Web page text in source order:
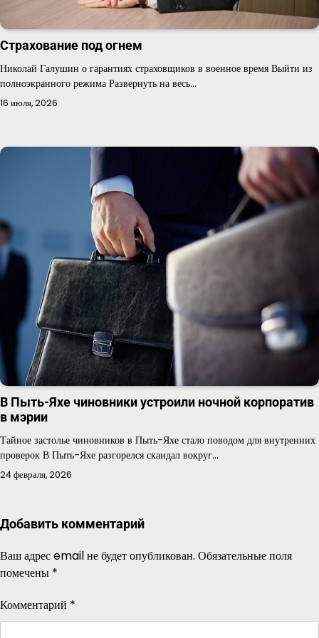
Страхование под огнем
Николай Галушин о гарантиях страховщиков в военное время Выйти из
полноэкранного режима Развернуть на весь…
16 июля, 2026
В Пыть-Яхе чиновники устроили ночной корпоратив
в мэрии
Тайное застолье чиновников в Пыть-Яхе стало поводом для внутренних
проверок В Пыть-Яхе разгорелся скандал вокруг…
24 февраля, 2026
Добавить комментарий
Ваш адрес email не будет опубликован. Обязательные поля
помечены *
Комментарий *